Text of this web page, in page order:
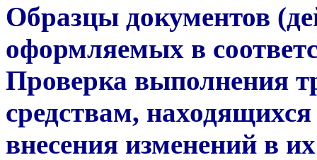
Образцы документов
оформляемых в
Проверка выполнения
средствам,
внесения изменений в